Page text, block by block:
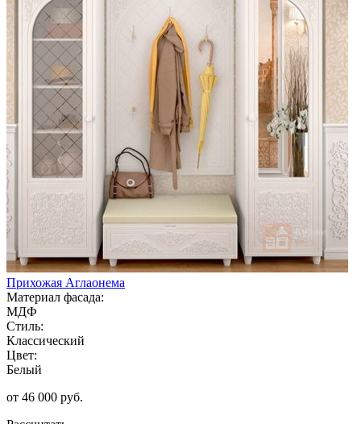
Прихожая Аглаонема
Материал фасада:
МДФ
Стиль:
Классический
Цвет:
Белый
от 46 000 руб.